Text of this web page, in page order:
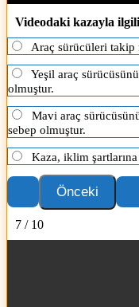
Videodaki kazayla
Araç sürücüleri takip
Yeşil araç
olmuştur.
Mavi araç
sebep olmuştur.
Kaza, iklim
7 / 10